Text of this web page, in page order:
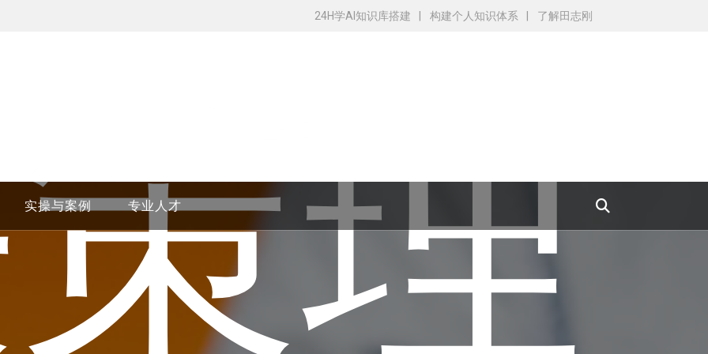
24H学AI知识库搭建 构建个人知识体系 了解田志刚
实操与案例 专业人才 理